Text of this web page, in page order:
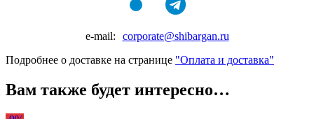
e-mail:
corporate@shibargan.ru
Подробнее о доставке на странице "Оплата и доставка"
Вам также будет интересно…